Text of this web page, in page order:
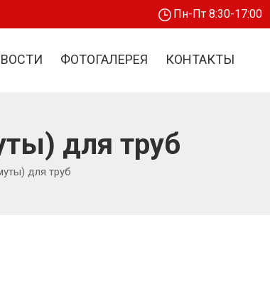
Пн-Пт 8:30-17:00
ФОТОГАЛЕРЕЯ КОНТАКТЫ
для труб
для труб